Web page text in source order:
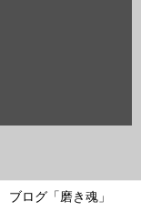
ブログ「磨き魂」